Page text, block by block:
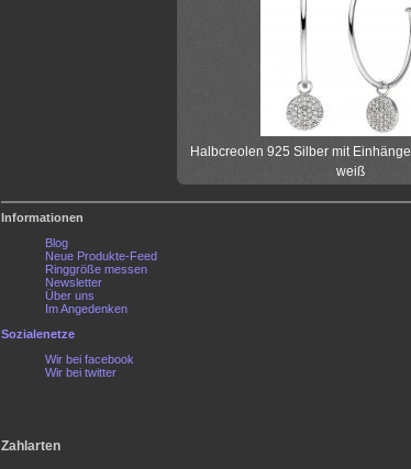
Halbcreolen 925 Silber mit
weiß
Informationen
Blog
Neue Produkte-Feed
Ringgröße messen
Newsletter
Über uns
Im Angedenken
Sozialenetze
Wir bei facebook
Wir bei twitter
Zahlarten